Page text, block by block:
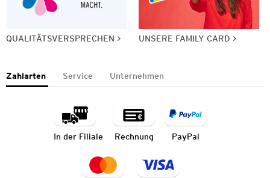
QUALITÄTSVERSPRECHEN UNSERE FAMILY CARD
Zahlarten Service Unternehmen
In der Filiale Rechnung PayPal